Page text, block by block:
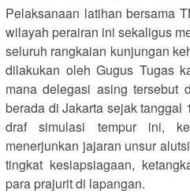
Pelaksanaan latihan bersama
wilayah perairan ini sekaligus
seluruh rangkaian kunjungan
dilakukan oleh Gugus Tugas
mana delegasi asing tersebut
berada di Jakarta sejak tanggal
draf simulasi tempur ini,
menerjunkan jajaran unsur
tingkat kesiapsiagaan,
para prajurit di lapangan.